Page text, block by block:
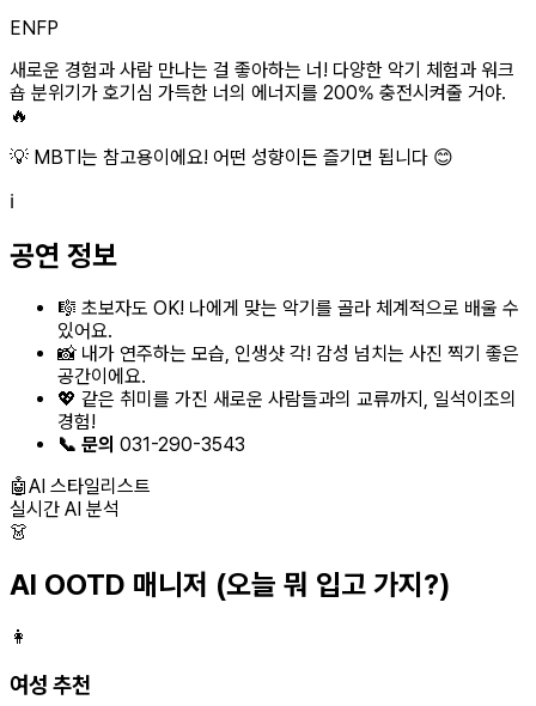
ENFP
새로운 경험과 사람 만나는 걸 좋아하는 너! 다양한 악기 체험과 워크
숍 분위기가 호기심 가득한 너의 에너지를 200% 충전시켜줄 거야.
🔥
💡 MBTI는 참고용이에요! 어떤 성향이든 즐기면 됩니다 😊
ℹ️
공연 정보
🎼 초보자도 OK! 나에게 맞는 악기를 골라 체계적으로 배울 수
있어요.
📸 내가 연주하는 모습, 인생샷 각! 감성 넘치는 사진 찍기 좋은
공간이에요.
💖 같은 취미를 가진 새로운 사람들과의 교류까지, 일석이조의
경험!
📞 문의 031-290-3543
🤖AI 스타일리스트
실시간 AI 분석
👗
AI OOTD 매니저 (오늘 뭐 입고 가지?)
👩
여성 추천